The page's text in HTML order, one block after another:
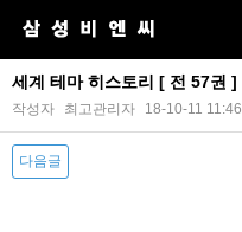
세계 테마 히스토리 [ 전 57권 ]
작성자 최고관리자 18-10-11 11:46
다음글